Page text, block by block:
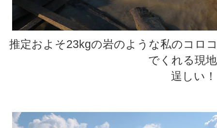
推定およそ23kgの岩のような私のコロ
でくれる現
逞しい！